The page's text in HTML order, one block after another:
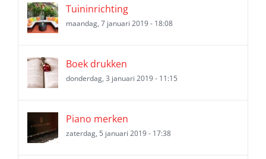
Tuininrichting
maandag, 7 januari 2019 - 18:08
Boek drukken
donderdag, 3 januari 2019 - 11:15
Piano merken
zaterdag, 5 januari 2019 - 17:38